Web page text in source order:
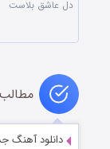
دل عاشق بلاست
دانلود آهنگ